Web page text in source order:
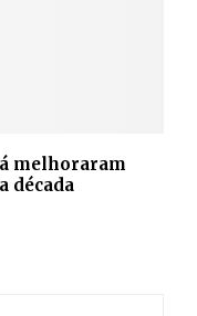
melhoraram
década